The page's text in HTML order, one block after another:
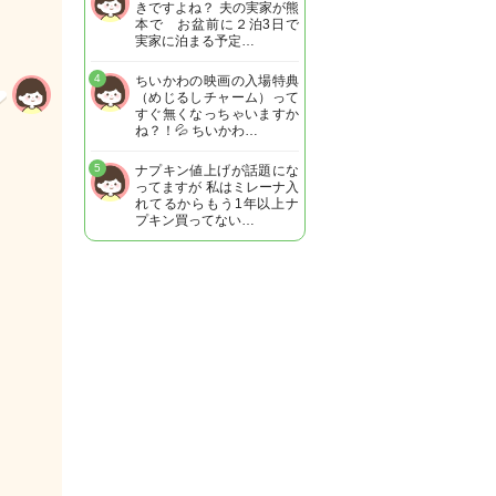
きですよね？ 夫の実家が熊
本で お盆前に２泊3日で
実家に泊まる予定…
ちいかわの映画の入場特典
（めじるしチャーム）って
すぐ無くなっちゃいますか
ね？！💦 ちいかわ…
4
ナプキン値上げが話題にな
ってますが 私はミレーナ入
れてるからもう1年以上ナ
プキン買ってない…
5